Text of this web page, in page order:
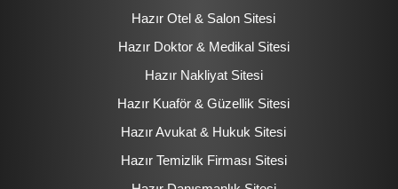
Hazır Otel & Salon Sitesi
Hazır Doktor & Medikal Sitesi
Hazır Nakliyat Sitesi
Hazır Kuaför & Güzellik Sitesi
Hazır Avukat & Hukuk Sitesi
Hazır Temizlik Firması Sitesi